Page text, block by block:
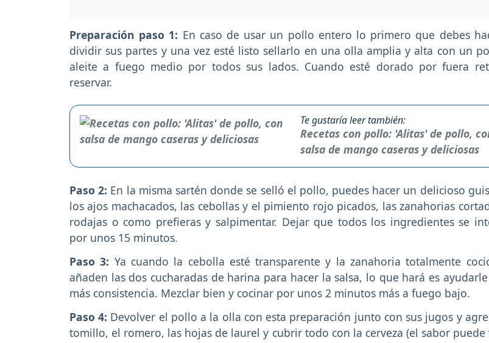
Preparación paso 1: En caso de usar un pollo entero lo primero que debes
dividir sus partes y una vez esté listo sellarlo en una olla amplia y alta con un
aleite a fuego medio por todos sus lados. Cuando esté dorado por fuera
reservar.
Te gustaría leer también:
Recetas con pollo: 'Alitas' de pollo,
salsa de mango caseras y deliciosas
Paso 2: En la misma sartén donde se selló el pollo, puedes hacer un delicioso
los ajos machacados, las cebollas y el pimiento rojo picados, las zanahorias
rodajas o como prefieras y salpimentar. Dejar que todos los ingredientes se
por unos 15 minutos.
Paso 3: Ya cuando la cebolla esté transparente y la zanahoria totalmente
añaden las dos cucharadas de harina para hacer la salsa, lo que hará es
más consistencia. Mezclar bien y cocinar por unos 2 minutos más a fuego bajo.
Paso 4: Devolver el pollo a la olla con esta preparación junto con sus jugos y
tomillo, el romero, las hojas de laurel y cubrir todo con la cerveza (el sabor puede